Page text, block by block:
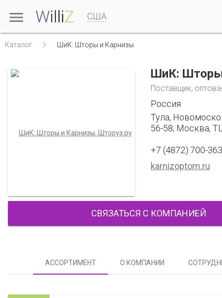
 США
Каталог  ШиК: Шторы и Карнизы
ШиК:
Поставщик,
Россия
Тула,
56-58; Москва,
+7 (4872) 700-363
karnizoptom.ru
СВЯЗАТЬСЯ С КОМПАНИЕЙ
АССОРТИМЕНТ О КОМПАНИИ